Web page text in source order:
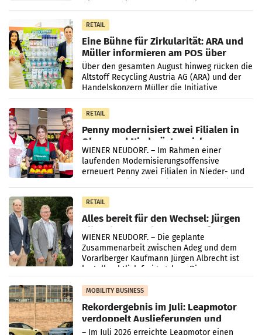
RETAIL
Eine Bühne für Zirkularität: ARA und
Müller informieren am POS über
Kreislauffähigkeit
Über den gesamten August hinweg rücken die
Altstoff Recycling Austria AG (ARA) und der
Handelskonzern Müller die Initiative
„Kreislauf-Helden“ in allen österreichischen
Müller-Filialen
RETAIL
Penny modernisiert zwei Filialen in
Ober- und Niederösterreich
WIENER NEUDORF. – Im Rahmen einer
laufenden Modernisierungsoffensive
erneuert Penny zwei Filialen in Nieder- und
RETAIL
Alles bereit für den Wechsel: Jürgen
Albrecht setzt ab 1.1.2027 auf Adeg
WIENER NEUDORF. – Die geplante
Zusammenarbeit zwischen Adeg und dem
Vorarlberger Kaufmann Jürgen Albrecht ist
kartellrechtlich freigegeben: Die
Bundeswettbewerbsbehörde und der
Bundeskartellanwalt
MOBILITY BUSINESS
Rekordergebnis im Juli: Leapmotor
verdoppelt Auslieferungen und
überschreitet die 100.000er-Marke
– Im Juli 2026 erreichte Leapmotor einen